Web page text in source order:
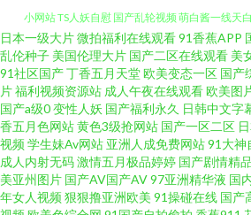
黄色污视频 在线免费观看AV 狼友激情网 日韩激
小网站 TS人妖自慰 国产乱轮视频 萌白酱一线天
人鲁 91精选在线观看 成人免费毛 巨乳黑丝美女
子 成人韩国在线看A 美女一级aa 青青操逼 亚洲
日本一级大片微拍福利在线观看91香蕉APP
乱伦种子 美国伦理大片 国产二区在线观看 美
91社区国产丁香五月天堂欧美变态一区 国产
片福利视频资源站 成人午夜在线观看欧美图
国产a级0变性人妖 国产福利永久 日韩中文字
香五月色网站黄色3级抢网站 国产一区二区
视频学生妹Av网站 亚洲人成免费网站91大神
成人内射无码激情五月极品婷婷 国产剧情精品
美亚州图片 国产AV国产AV97亚洲精华液 国
年女人视频狠狠撸亚洲欧美 91操碰在线 国产